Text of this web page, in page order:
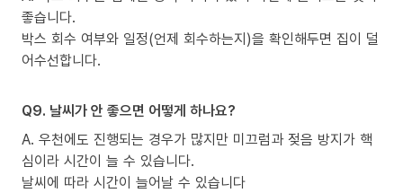
좋습니다.
박스 회수 여부와 일정(언제 회수하는지)을 확인해두면 집이 덜
어수선합니다.
Q9. 날씨가 안 좋으면 어떻게 하나요?
A. 우천에도 진행되는 경우가 많지만 미끄럼과 젖음 방지가 핵
심이라 시간이 늘 수 있습니다.
날씨에 따라 시간이 늘어날 수 있습니다